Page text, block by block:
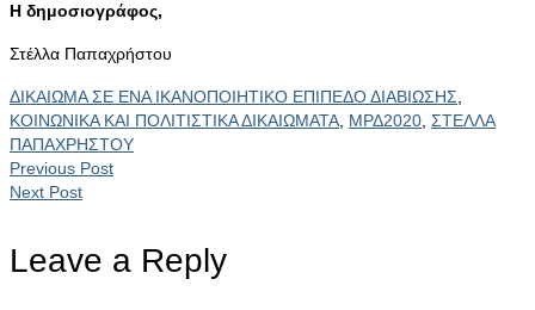
Η δημοσιογράφος,
Στέλλα Παπαχρήστου
ΔΙΚΑΙΩΜΑ ΣΕ ΕΝΑ ΙΚΑΝΟΠΟΙΗΤΙΚΟ ΕΠΙΠΕΔΟ ΔΙΑΒΙΩΣΗΣ
ΚΟΙΝΩΝΙΚΑ ΚΑΙ ΠΟΛΙΤΙΣΤΙΚΑ ΔΙΚΑΙΩΜΑΤΑ ΜΡΔ2020 ΣΤΕΛΛΑ
ΠΑΠΑΧΡΗΣΤΟΥ
Previous Post
Next Post
Leave a Reply